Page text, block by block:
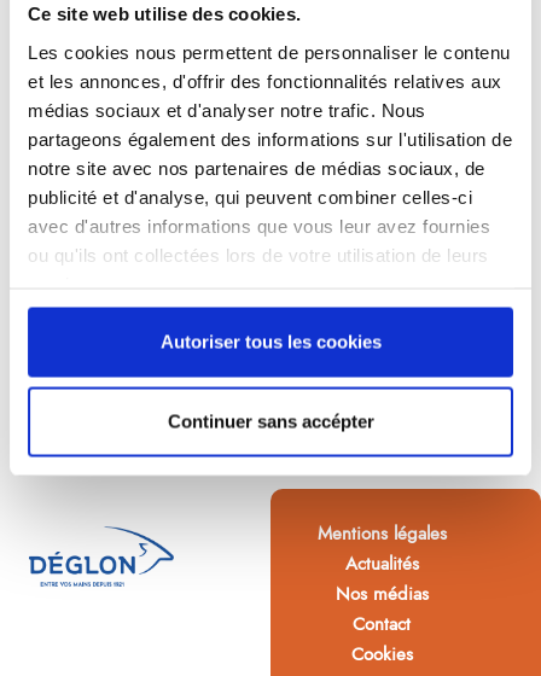
Ce site web utilise des cookies.
Les cookies nous permettent de personnaliser le contenu
et les annonces, d'offrir des fonctionnalités relatives aux
médias sociaux et d'analyser notre trafic. Nous
partageons également des informations sur l'utilisation de
notre site avec nos partenaires de médias sociaux, de
publicité et d'analyse, qui peuvent combiner celles-ci
avec d'autres informations que vous leur avez fournies
ou qu'ils ont collectées lors de votre utilisation de leurs
Autoriser tous les cookies
Continuer sans accépter
Mentions légales
Actualités
Nos médias
Contact
Cookies